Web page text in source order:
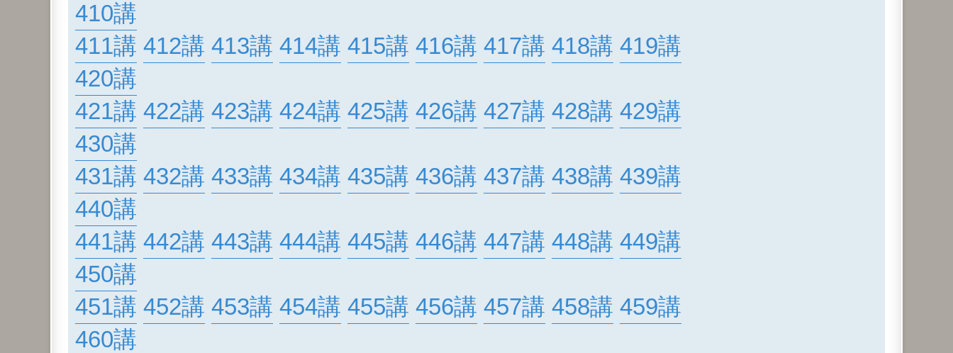
410講
411講 412講 413講 414講 415講 416講 417講 418講 419講
420講
421講 422講 423講 424講 425講 426講 427講 428講 429講
430講
431講 432講 433講 434講 435講 436講 437講 438講 439講
440講
441講 442講 443講 444講 445講 446講 447講 448講 449講
450講
451講 452講 453講 454講 455講 456講 457講 458講 459講
460講